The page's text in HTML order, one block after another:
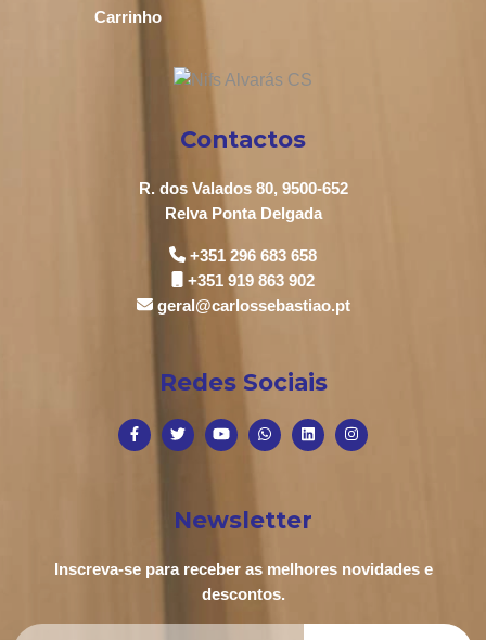
Carrinho
Contactos
R. dos Valados 80, 9500-652
Relva Ponta Delgada
+351 296 683 658
+351 919 863 902
geral@carlossebastiao.pt
Redes Sociais
Newsletter
Inscreva-se para receber as melhores novidades e
descontos.